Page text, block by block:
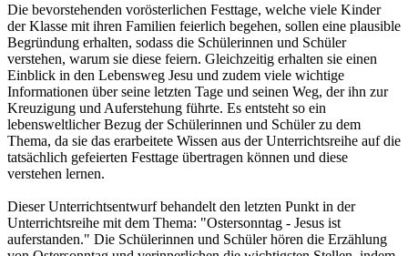
Die bevorstehenden vorösterlichen Festtage, welche viele Kinder
der Klasse mit ihren Familien feierlich begehen, sollen eine plausible
Begründung erhalten, sodass die Schülerinnen und Schüler
verstehen, warum sie diese feiern. Gleichzeitig erhalten sie einen
Einblick in den Lebensweg Jesu und zudem viele wichtige
Informationen über seine letzten Tage und seinen Weg, der ihn zur
Kreuzigung und Auferstehung führte. Es entsteht so ein
lebensweltlicher Bezug der Schülerinnen und Schüler zu dem
Thema, da sie das erarbeitete Wissen aus der Unterrichtsreihe auf die
tatsächlich gefeierten Festtage übertragen können und diese
verstehen lernen.
Dieser Unterrichtsentwurf behandelt den letzten Punkt in der
Unterrichtsreihe mit dem Thema: "Ostersonntag - Jesus ist
auferstanden." Die Schülerinnen und Schüler hören die Erzählung